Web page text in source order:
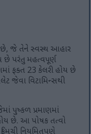
છે, જે તેને સ્વસ્થ આહાર
છે પરંતુ મહત્વપૂર્ણ
ફક્ત 23 કેલરી હોય છે
જેવા વિટામિન્સથી
પુષ્કળ પ્રમાણમાં
છે. આ પોષક તત્વો